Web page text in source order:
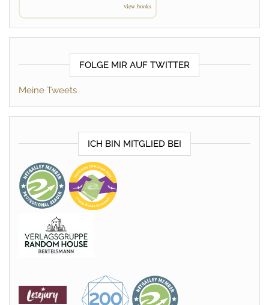
view books
FOLGE MIR AUF TWITTER
Meine Tweets
ICH BIN MITGLIED BEI